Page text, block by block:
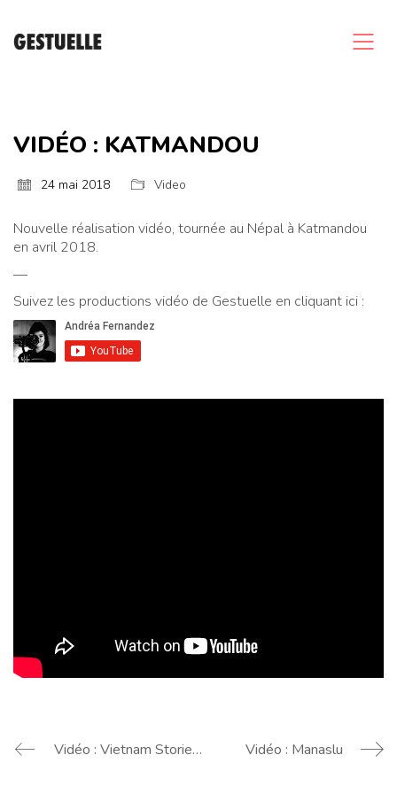
VIDÉO : KATMANDOU
24 mai 2018 Video
Nouvelle réalisation vidéo, tournée au Népal à Katmandou
en avril 2018.
—
Suivez les productions vidéo de Gestuelle en cliquant ici :
Vidéo : Vietnam Stories – Dalat Vidéo : Manaslu